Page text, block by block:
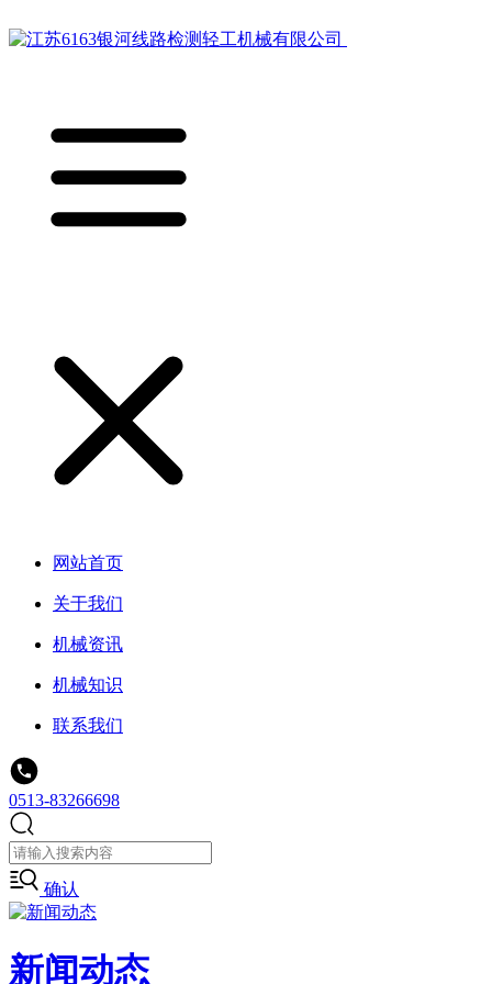
网站首页
关于我们
机械资讯
机械知识
联系我们
0513-83266698
确认
新闻动态